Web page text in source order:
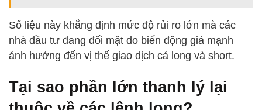
Số liệu này khẳng định mức độ rủi ro lớn mà các
nhà đầu tư đang đối mặt do biến động giá mạnh
ảnh hưởng đến vị thế giao dịch cả long và short.
Tại sao phần lớn thanh lý lại